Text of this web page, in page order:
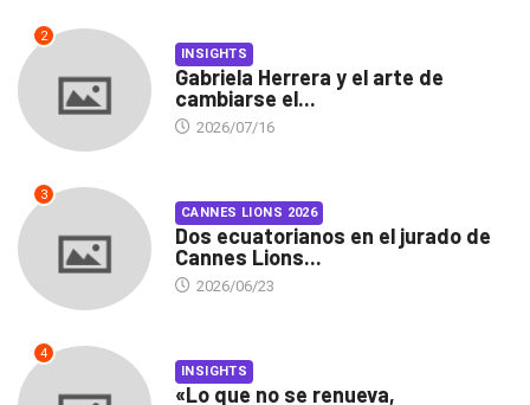
2
INSIGHTS
Gabriela Herrera y el arte de
cambiarse el...
2026/07/16
3
CANNES LIONS 2026
Dos ecuatorianos en el jurado de
Cannes Lions...
2026/06/23
4
INSIGHTS
«Lo que no se renueva,